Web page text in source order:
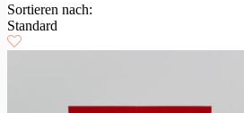
Sortieren nach:
Standard